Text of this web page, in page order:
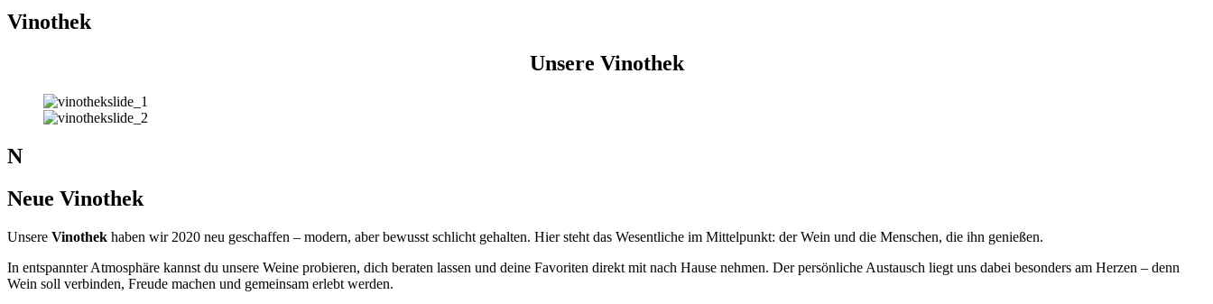
Vinothek
Unsere Vinothek
N
Neue Vinothek
Unsere Vinothek haben wir 2020 neu geschaffen – modern, aber bewusst schlicht gehalten. Hier steht das Wesentliche im Mittelpunkt: der Wein und die Menschen, die ihn genießen.
In entspannter Atmosphäre kannst du unsere Weine probieren, dich beraten lassen und deine Favoriten direkt mit nach Hause nehmen. Der persönliche Austausch liegt uns dabei besonders am Herzen – denn
Wein soll verbinden, Freude machen und gemeinsam erlebt werden.